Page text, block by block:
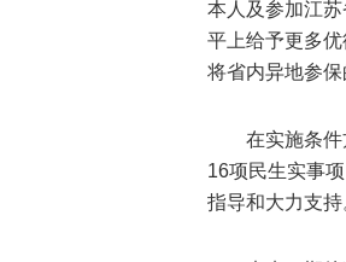
本人及参加江
平上给予更多
将省内异地参
在实施条件
16项民生实事
指导和大力支持